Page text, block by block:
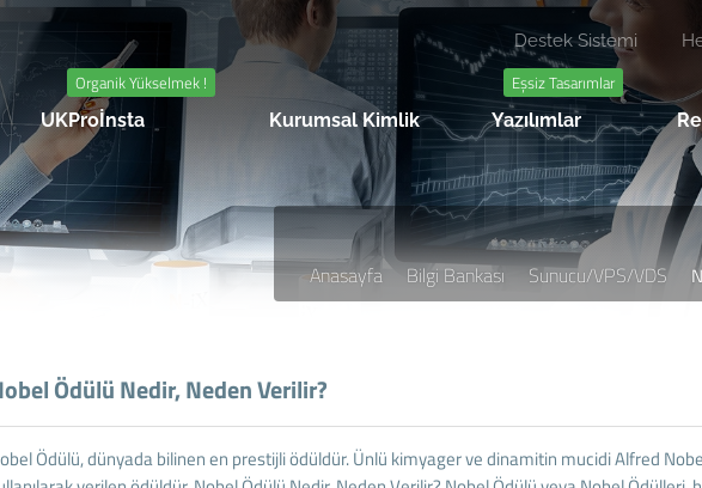
Destek Sistemi
Organik Yükselmek !
UKProİnsta Kurumsal Kimlik
Eşsiz Tasarımlar
Yazılımlar
Anasayfa Bilgi Bankası Sunucu/VPS/VDS
Ödülü Nedir, Neden Verilir?
Ödülü, dünyada bilinen en prestijli ödüldür. Ünlü kimyager ve dinamitin mucidi Alfred